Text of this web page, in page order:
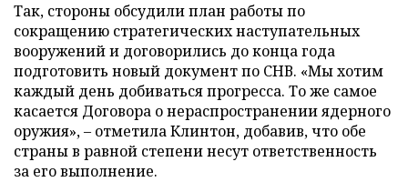
Так, стороны обсудили план работы по
сокращению стратегических наступательных
вооружений и договорились до конца года
подготовить новый документ по СНВ. «Мы хотим
каждый день добиваться прогресса. То же самое
касается Договора о нераспространении ядерного
оружия», – отметила Клинтон, добавив, что обе
страны в равной степени несут ответственность
за его выполнение.